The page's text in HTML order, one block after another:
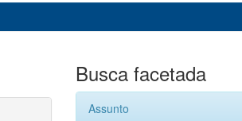
Busca facetada
Assunto